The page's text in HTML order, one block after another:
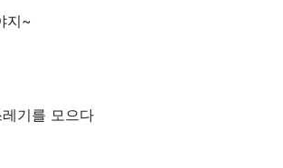
지~
기를 모으다